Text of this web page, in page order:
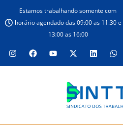
Estamos trabalhando somente com
horário agendado das 09:00 as 11:30 e
13:00 as 16:00